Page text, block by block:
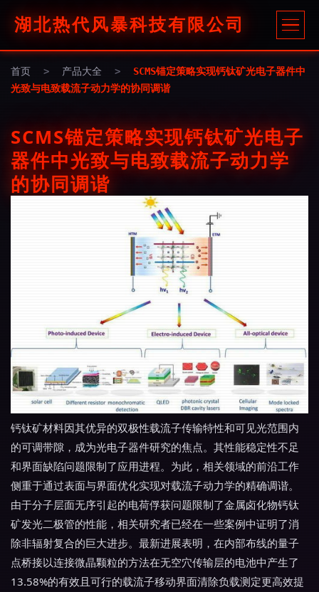
湖北热代风暴科技有限公司
首页 > 产品大全 >
SCMS锚定策略实现钙钛矿光电子器件中
光致与电致载流子动力学的协同调谐
SCMS锚定策略实现钙钛矿光电子
器件中光致与电致载流子动力学
的协同调谐
钙钛矿材料因其优异的双极性载流子传输特性和可见光范围内
的可调带隙，成为光电子器件研究的焦点。其性能稳定性不足
和界面缺陷问题限制了应用进程。为此，相关领域的前沿工作
侧重于通过表面与界面优化实现对载流子动力学的精确调谐。
由于分子层面无序引起的电荷俘获问题限制了金属卤化物钙钛
矿发光二极管的性能，相关研究者已经在一些案例中证明了消
除非辐射复合的巨大进步。最新进展表明，在内部布线的量子
点桥接以连接微晶颗粒的方法在无空穴传输层的电池中产生了
13.58%的有效且可行的载流子移动界面清除负载测定更高效提